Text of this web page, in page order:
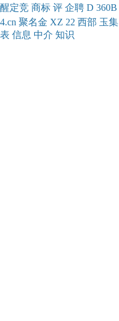
醒定竞 商标 评 企聘 D 360B
4.cn 聚名金 XZ 22 西部 玉集
表 信息 中介 知识